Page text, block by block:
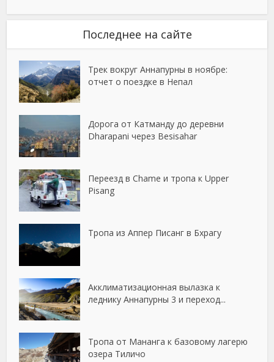
Последнее на сайте
Трек вокруг Аннапурны в ноябре:
отчет о поездке в Непал
Дорога от Катманду до деревни
Dharapani через Besisahar
Переезд в Chame и тропа к Upper
Pisang
Тропа из Аппер Писанг в Бхрагу
Акклиматизационная вылазка к
леднику Аннапурны 3 и переход...
Тропа от Мананга к базовому лагерю
озера Тиличо